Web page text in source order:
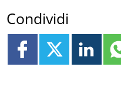
Condividi